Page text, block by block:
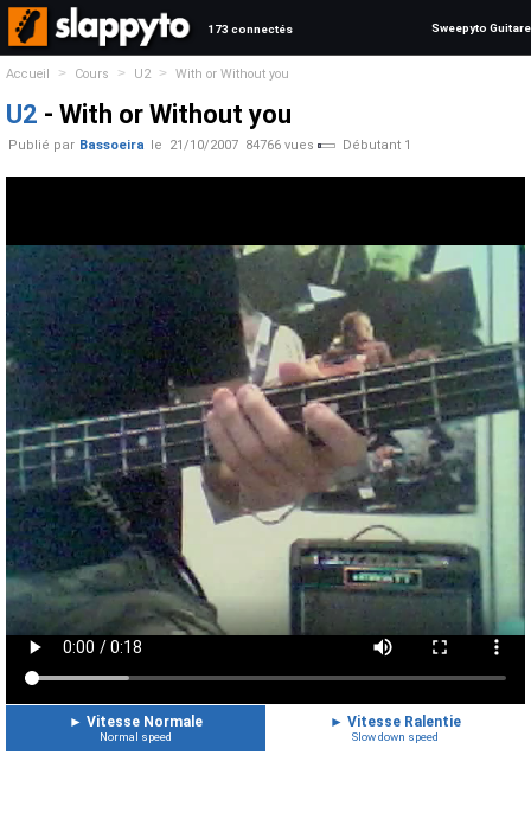
173 connectés Sweepyto Guitare
Accueil > Cours > U2 > With or Without you
U2 - With or Without you
Publié par Bassoeira le 21/10/2007 84766 vues Débutant 1
► Vitesse Normale
Normal speed
► Vitesse Ralentie
Slow down speed